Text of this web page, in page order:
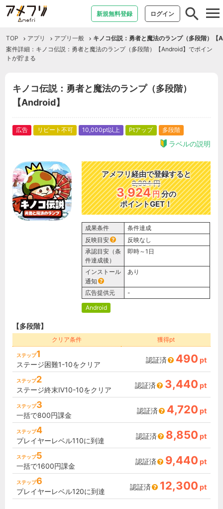
新規無料登録 ログイン
TOP アプリ アプリ一般
キノコ伝説：勇者と魔法のランプ（多段階）【
案件詳細：キノコ伝説：勇者と魔法のランプ（多段階）【Android】でポイン
トが貯まる
キノコ伝説：勇者と魔法のランプ（多段階）
【Android】
広告 リピート不可 10,000pt以上 Ptアップ 多段階
ラベルの説明
アメフリ経由で登録すると
2,394 円
3,924円分の
ポイントGET！
成果条件
条件達成
反映目安
反映なし
承認目安（条
件達成後）
即時～1日
インストール
通知
あり
広告提供元
-
Android
【多段階】
クリア条件 獲得pt
ステップ1
ステージ困難1-10をクリア
認証済 490 pt
ステップ2
ステージ終末Ⅳ10-10をクリア
認証済 3,440 pt
ステップ3
一括で800円課金
認証済 4,720 pt
ステップ4
プレイヤーレベル110に到達
認証済 8,850 pt
ステップ5
一括で1600円課金
認証済 9,440 pt
ステップ6
プレイヤーレベル120に到達
認証済 12,300 pt